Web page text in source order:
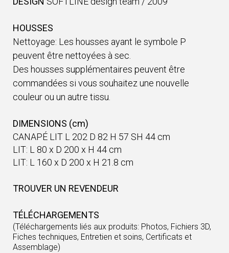
HOUSSES
Nettoyage: Les housses ayant le symbole P
peuvent être nettoyées à sec.
Des housses supplémentaires peuvent être
commandées si vous souhaitez une nouvelle
couleur ou un autre tissu.
DIMENSIONS (cm)
CANAPÉ LIT L 202 D 82 H 57 SH 44 cm
LIT: L 80 x D 200 x H 44 cm
LIT: L 160 x D 200 x H 21.8 cm
TROUVER UN REVENDEUR
TÉLÉCHARGEMENTS
(Téléchargements liés aux produits: Photos, Fichiers 3D,
Fiches techniques, Entretien et soins, Certificats et
Assemblage)